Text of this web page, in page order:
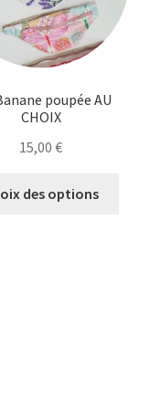
poupée AU
CHOIX
15,00€
des options